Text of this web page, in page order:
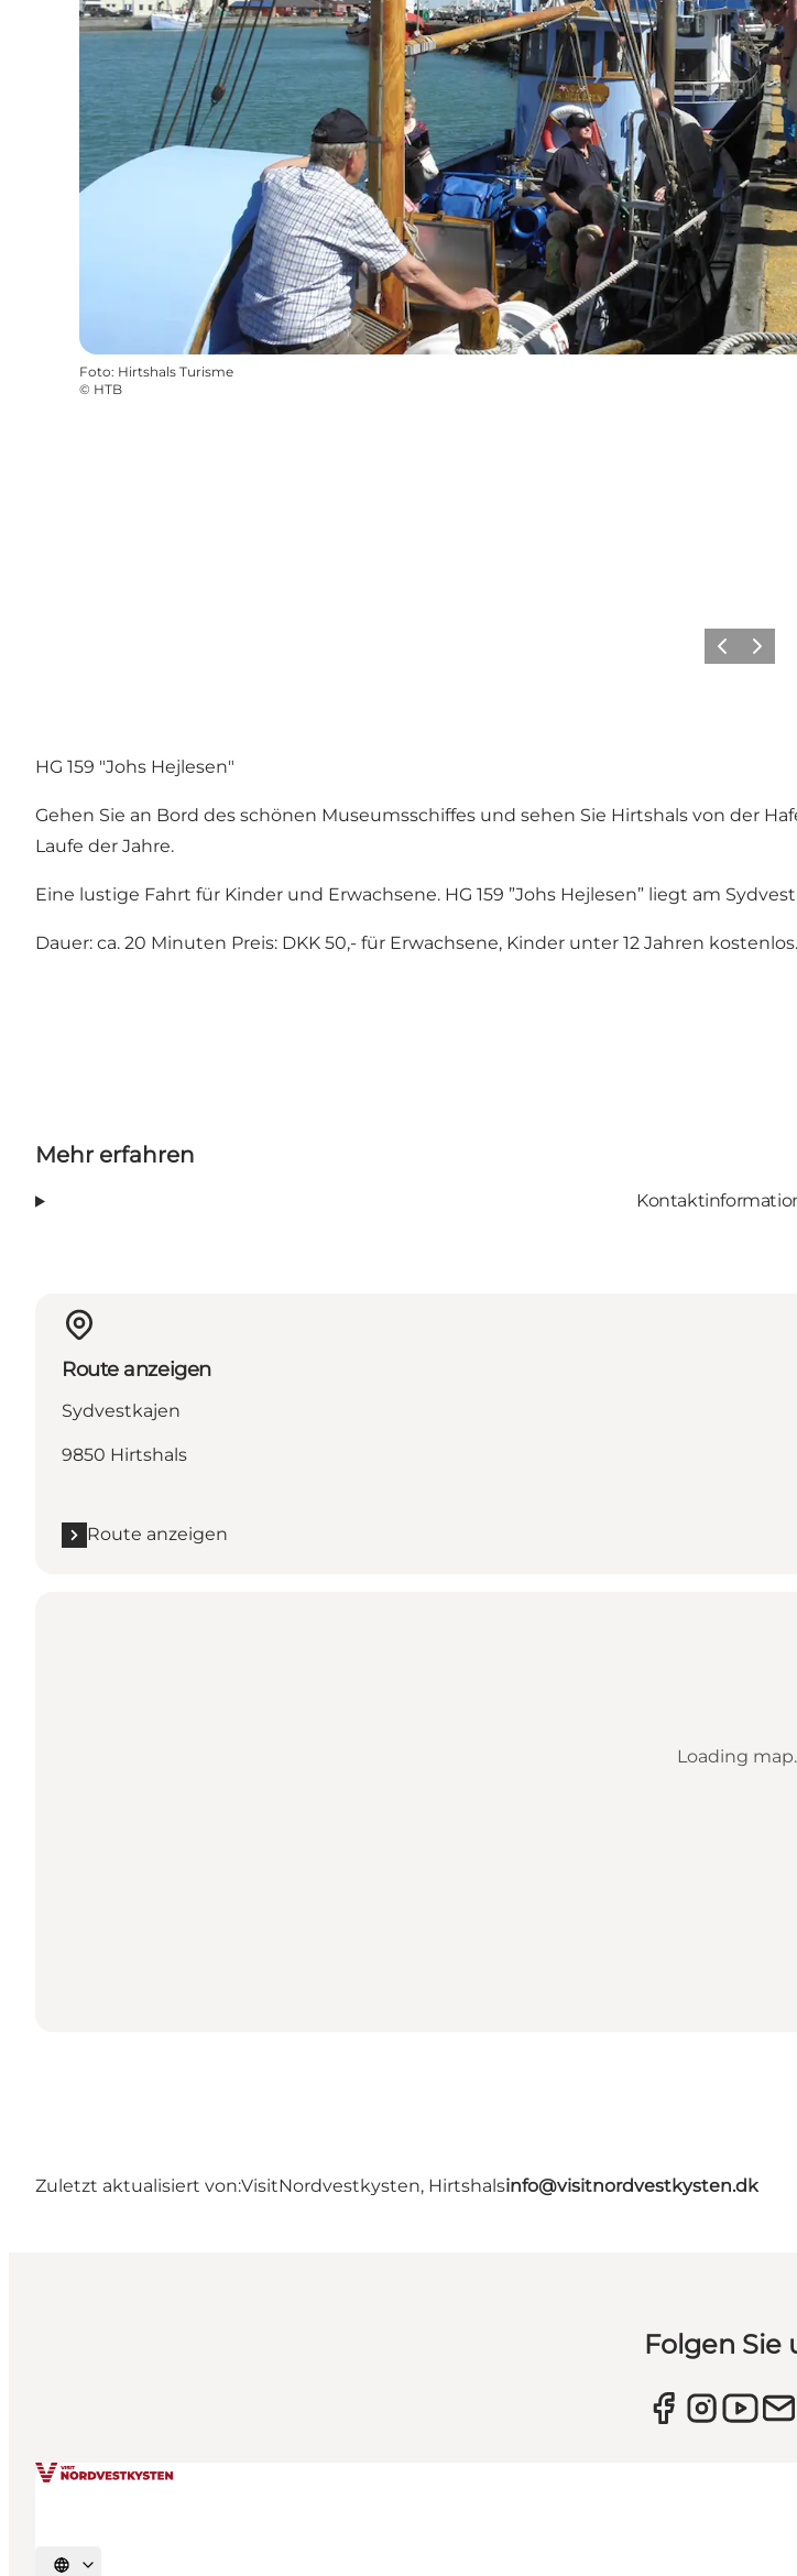
Foto: Hirtshals Turisme
© HTB
ZurückWeiter
HG 159 "Johs Hejlesen"
Gehen Sie an Bord des schönen Museumsschiffes und sehen Sie Hirtshals von der
Laufe der Jahre.
Eine lustige Fahrt für Kinder und Erwachsene. HG 159 ”Johs Hejlesen” liegt am
Dauer: ca. 20 Minuten Preis: DKK 50,- für Erwachsene, Kinder unter 12 Jahren
Mehr erfahren
Route anzeigen
Sydvestkajen
9850 Hirtshals
Route anzeigen
Loading
Zuletzt aktualisiert von:VisitNordvestkysten, Hirtshalsinfo@visitnordvestkysten.dk
Folgen Sie
Sprache auswählen